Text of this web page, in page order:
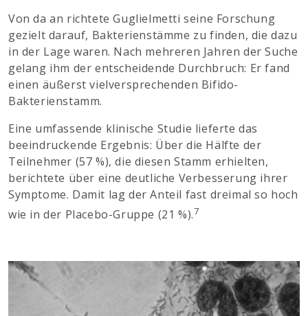
Von da an richtete Guglielmetti seine Forschung
gezielt darauf, Bakterienstämme zu finden, die dazu
in der Lage waren. Nach mehreren Jahren der Suche
gelang ihm der entscheidende Durchbruch: Er fand
einen äußerst vielversprechenden Bifido-
Bakterienstamm.
Eine umfassende klinische Studie lieferte das
beeindruckende Ergebnis: Über die Hälfte der
Teilnehmer (57 %), die diesen Stamm erhielten,
berichtete über eine deutliche Verbesserung ihrer
Symptome. Damit lag der Anteil fast dreimal so hoch
wie in der Placebo-Gruppe (21 %).7